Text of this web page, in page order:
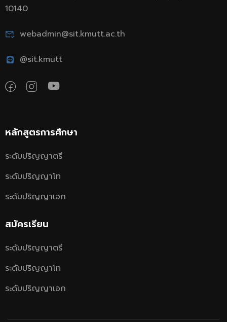
10140
webadmin@sit.kmutt.ac.th
@sit.kmutt
หลักสูตรการศึกษา
ระดับปริญญาตรี
ระดับปริญญาโท
ระดับปริญญาเอก
สมัครเรียน
ระดับปริญญาตรี
ระดับปริญญาโท
ระดับปริญญาเอก